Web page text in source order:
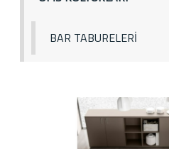
BAR TABURELERİ